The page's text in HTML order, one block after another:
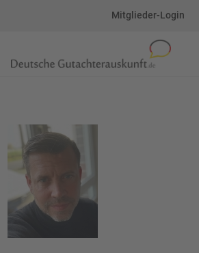
Mitglieder-Login